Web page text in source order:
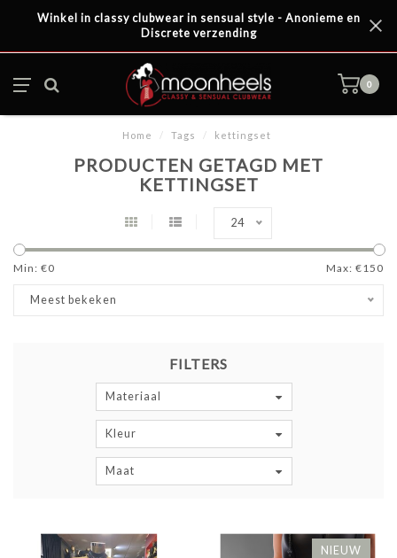
Winkel in classy clubwear in sensual style - Anonieme en
Discrete verzending
0
Home / Tags / kettingset
PRODUCTEN GETAGD MET
KETTINGSET
24
Min: €0 Max: €150
Meest bekeken
FILTERS
Materiaal
Kleur
Maat
NIEUW